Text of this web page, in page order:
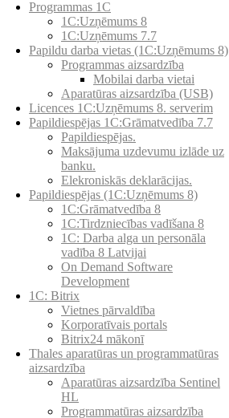
Programmas 1C
1C:Uzņēmums 8
1C:Uzņēmums 7.7
Papildu darba vietas (1C:Uzņēmums 8)
Programmas aizsardzība
Mobilai darba vietai
Aparatūras aizsardzība (USB)
Licences 1C:Uzņēmums 8. serverim
Papildiespējas 1C:Grāmatvedība 7.7
Papildiespējas.
Maksājuma uzdevumu izlāde uz
banku.
Elekroniskās deklarācijas.
Papildiespējas (1C:Uzņēmums 8)
1C:Grāmatvedība 8
1C:Tirdzniecības vadīšana 8
1С: Darba alga un personāla
vadība 8 Latvijai
On Demand Software
Development
1C: Bitrix
Vietnes pārvaldība
Korporatīvais portals
Bitrix24 mākonī
Thales aparatūras un programmatūras
aizsardzība
Aparatūras aizsardzība Sentinel
HL
Programmatūras aizsardzība